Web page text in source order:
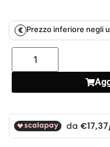
€ Prezzo inferiore negli